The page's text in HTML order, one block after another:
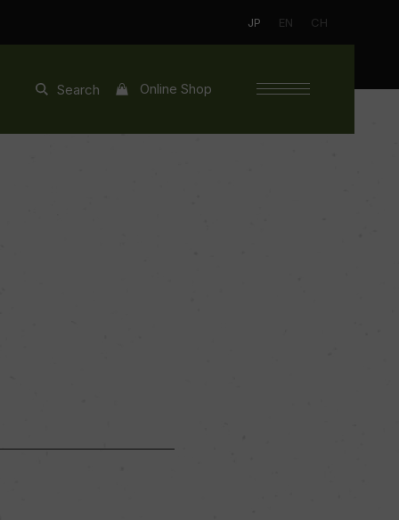
JP EN CH
Search Online Shop